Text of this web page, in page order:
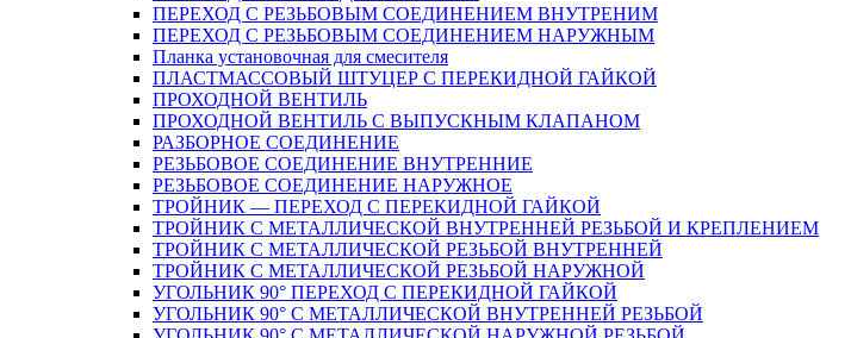
ПЕРЕХОД С РЕЗЬБОВЫМ СОЕДИНЕНИЕМ ВНУТРЕНИМ
ПЕРЕХОД С РЕЗЬБОВЫМ СОЕДИНЕНИЕМ НАРУЖНЫМ
Планка установочная для смесителя
ПЛАСТМАССОВЫЙ ШТУЦЕР С ПЕРЕКИДНОЙ ГАЙКОЙ
ПРОХОДНОЙ ВЕНТИЛЬ
ПРОХОДНОЙ ВЕНТИЛЬ С ВЫПУСКНЫМ КЛАПАНОМ
РАЗБОРНОЕ СОЕДИНЕНИЕ
РЕЗЬБОВОЕ СОЕДИНЕНИЕ ВНУТРЕННИЕ
РЕЗЬБОВОЕ СОЕДИНЕНИЕ НАРУЖНОЕ
ТРОЙНИК — ПЕРЕХОД С ПЕРЕКИДНОЙ ГАЙКОЙ
ТРОЙНИК С МЕТАЛЛИЧЕСКОЙ ВНУТРЕННЕЙ РЕЗЬБОЙ И КРЕПЛЕНИЕМ
ТРОЙНИК С МЕТАЛЛИЧЕСКОЙ РЕЗЬБОЙ ВНУТРЕННЕЙ
ТРОЙНИК С МЕТАЛЛИЧЕСКОЙ РЕЗЬБОЙ НАРУЖНОЙ
УГОЛЬНИК 90° ПЕРЕХОД С ПЕРЕКИДНОЙ ГАЙКОЙ
УГОЛЬНИК 90° С МЕТАЛЛИЧЕСКОЙ ВНУТРЕННEЙ РЕЗЬБОЙ